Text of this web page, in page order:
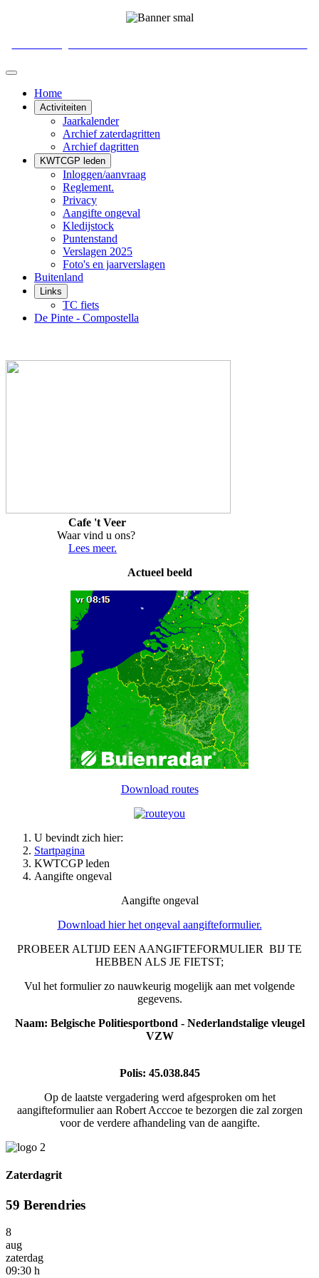
Home
Activiteiten
Jaarkalender
Archief zaterdagritten
Archief dagritten
KWTCGP leden
Inloggen/aanvraag
Reglement.
Privacy
Aangifte ongeval
Kledijstock
Puntenstand
Verslagen 2025
Foto's en jaarverslagen
Buitenland
Links
TC fiets
De Pinte - Compostella
Cafe 't Veer
Waar vind u ons?
Lees meer.
Actueel beeld
Download routes
U bevindt zich hier:
Startpagina
KWTCGP leden
Aangifte ongeval
Aangifte ongeval
Download hier het ongeval aangifteformulier.
PROBEER ALTIJD EEN AANGIFTEFORMULIER BIJ TE
HEBBEN ALS JE FIETST;
Vul het formulier zo nauwkeurig mogelijk aan met volgende
gegevens.
Naam: Belgische Politiesportbond - Nederlandstalige vleugel
VZW
Polis: 45.038.845
Op de laatste vergadering werd afgesproken om het
aangifteformulier aan Robert Acccoe te bezorgen die zal zorgen
voor de verdere afhandeling van de aangifte.
Zaterdagrit
59 Berendries
8
aug
zaterdag
09:30 h